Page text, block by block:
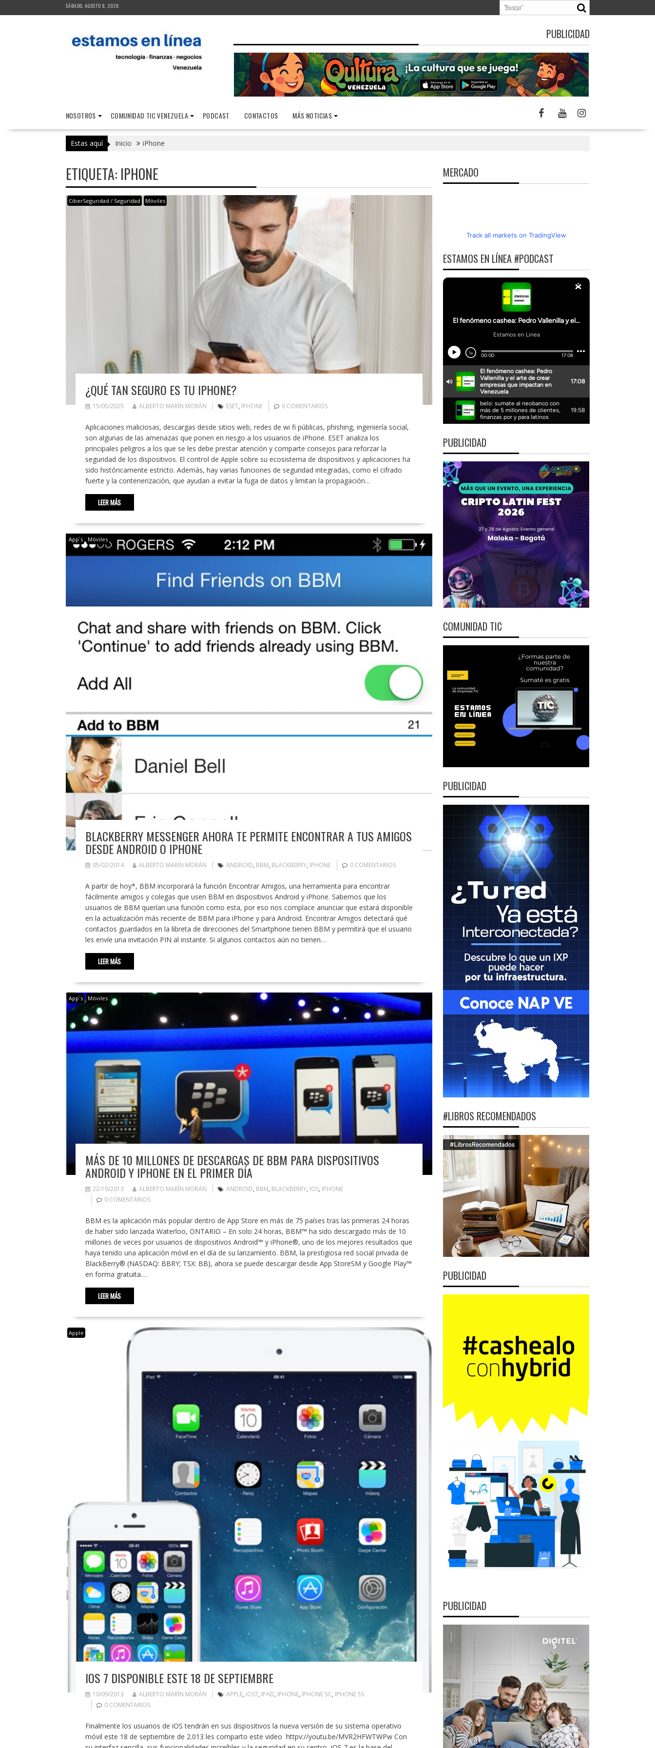
al
SÁBADO, AGOSTO 8, 2026
PUBLICIDAD
NOSOTROS COMUNIDAD TIC VENEZUELA PODCAST CONTACTOS MÁS NOTICIAS
Estas aquí Inicio iPhone
ETIQUETA: IPHONE
CiberSeguridad / Seguridad Móviles
¿QUÉ TAN SEGURO ES TU IPHONE?
15/05/2025 ALBERTO MARÍN MORÁN ESET, IPHONE 0 COMENTARIOS
Aplicaciones maliciosas, descargas desde sitios web, redes de wi fi públicas, phishing, ingeniería social,
son algunas de las amenazas que ponen en riesgo a los usuarios de iPhone. ESET analiza los
principales peligros a los que se les debe prestar atención y comparte consejos para reforzar la
seguridad de los dispositivos. El control de Apple sobre su ecosistema de dispositivos y aplicaciones ha
sido históricamente estricto. Además, hay varias funciones de seguridad integradas, como el cifrado
fuerte y la contenerización, que ayudan a evitar la fuga de datos y limitan la propagación…
LEER MÁS
App´s Móviles
BLACKBERRY MESSENGER AHORA TE PERMITE ENCONTRAR A TUS AMIGOS
DESDE ANDROID O IPHONE
05/02/2014 ALBERTO MARÍN MORÁN ANDROID, BBM, BLACKBERRY, IPHONE 0 COMENTARIOS
A partir de hoy*, BBM incorporará la función Encontrar Amigos, una herramienta para encontrar
fácilmente amigos y colegas que usen BBM en dispositivos Android y iPhone. Sabemos que los
usuarios de BBM querían una función como esta, por eso nos complace anunciar que estará disponible
en la actualización más reciente de BBM para iPhone y para Android. Encontrar Amigos detectará qué
contactos guardados en la libreta de direcciones del Smartphone tienen BBM y permitirá que el usuario
les envíe una invitación PIN al instante. Si algunos contactos aún no tienen…
LEER MÁS
App´s Móviles
MÁS DE 10 MILLONES DE DESCARGAS DE BBM PARA DISPOSITIVOS
ANDROID Y IPHONE EN EL PRIMER DÍA
22/10/2013 ALBERTO MARÍN MORÁN ANDROID, BBM, BLACKBERRY, IOS, IPHONE
0 COMENTARIOS
BBM es la aplicación más popular dentro de App Store en más de 75 países tras las primeras 24 horas
de haber sido lanzada Waterloo, ONTARIO – En solo 24 horas, BBM™ ha sido descargado más de 10
millones de veces por usuarios de dispositivos Android™ y iPhone®, uno de los mejores resultados que
haya tenido una aplicación móvil en el día de su lanzamiento. BBM, la prestigiosa red social privada de
BlackBerry® (NASDAQ: BBRY; TSX: BB), ahora se puede descargar desde App StoreSM y Google Play™
en forma gratuita.…
LEER MÁS
Apple
IOS 7 DISPONIBLE ESTE 18 DE SEPTIEMBRE
10/09/2013 ALBERTO MARÍN MORÁN APPLE, IOS7, IPAD, IPHONE, IPHONE 5C, IPHONE 5S
0 COMENTARIOS
Finalmente los usuarios de iOS tendrán en sus dispositivos la nueva versión de su sistema operativo
móvil este 18 de septiembre de 2.013 les comparto este video httpv://youtu.be/MVR2HFWTWPw Con
MERCADO
Track all markets on TradingView
ESTAMOS EN LÍNEA #PODCAST
PUBLICIDAD
COMUNIDAD TIC
PUBLICIDAD
#LIBROS RECOMENDADOS
PUBLICIDAD
PUBLICIDAD